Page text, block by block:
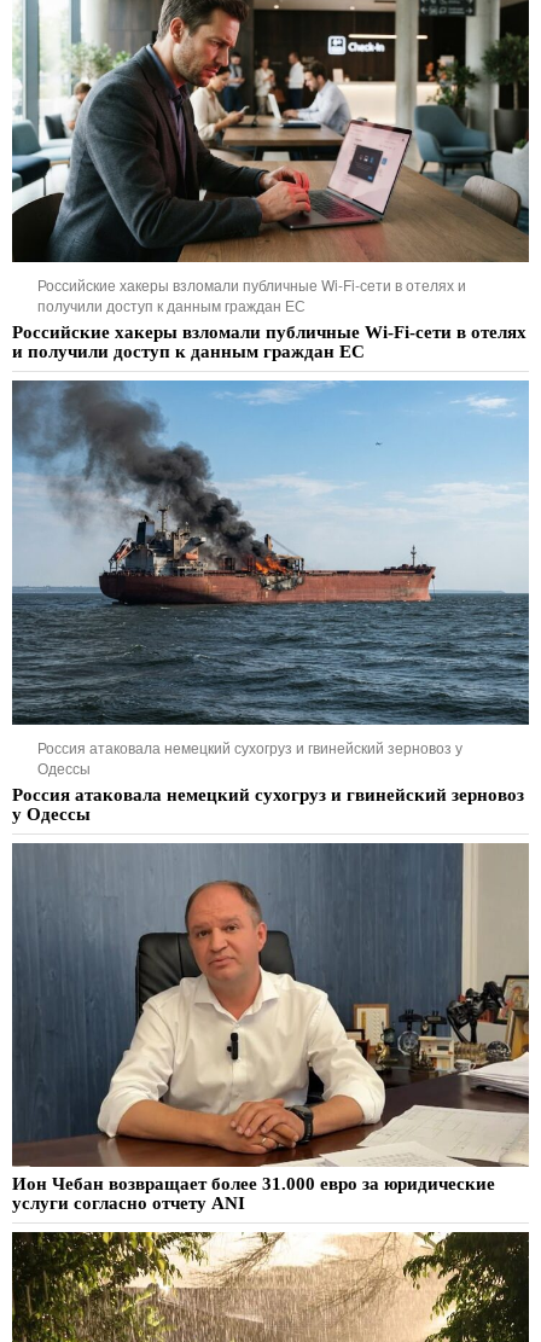
Российские хакеры взломали публичные Wi-Fi-сети в отелях и
получили доступ к данным граждан ЕС
Российские хакеры взломали публичные Wi-Fi-сети в отелях
и получили доступ к данным граждан ЕС
Россия атаковала немецкий сухогруз и гвинейский зерновоз у
Одессы
Россия атаковала немецкий сухогруз и гвинейский зерновоз
у Одессы
Ион Чебан возвращает более 31.000 евро за юридические
услуги согласно отчету ANI